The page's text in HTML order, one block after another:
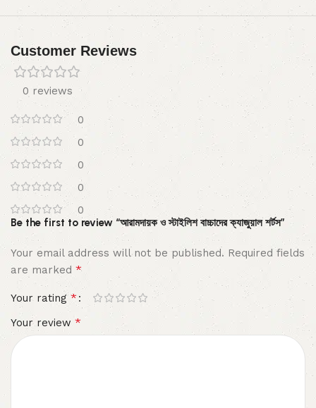
Customer Reviews
0 reviews
0
0
0
0
0
Be the first to review “আরামদায়ক ও স্টাইলিশ বাচ্চাদের ক্যাজুয়াল শর্টস”
Your email address will not be published. Required fields
are marked *
Your rating*
Your review *